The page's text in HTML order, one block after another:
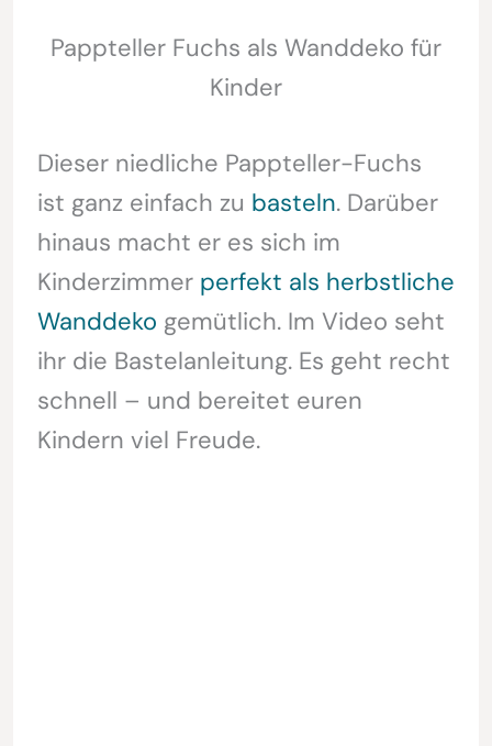
Pappteller Fuchs als Wanddeko für
Kinder
Dieser niedliche Pappteller-Fuchs
ist ganz einfach zu basteln. Darüber
hinaus macht er es sich im
Kinderzimmer perfekt als herbstliche
Wanddeko gemütlich. Im Video seht
ihr die Bastelanleitung. Es geht recht
schnell – und bereitet euren
Kindern viel Freude.